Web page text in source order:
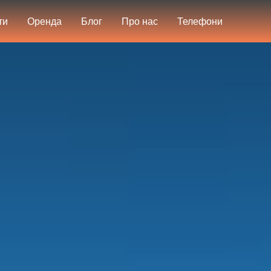
Оренда Блог Про нас Телефони